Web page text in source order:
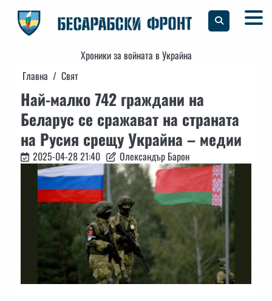
content
Хроники за войната в Украйна
Главна
Свят
Най-малко 742 граждани на
Беларус се сражават на страната
на Русия срещу Украйна – медии
2025-04-28 21:40 Олександър Барон